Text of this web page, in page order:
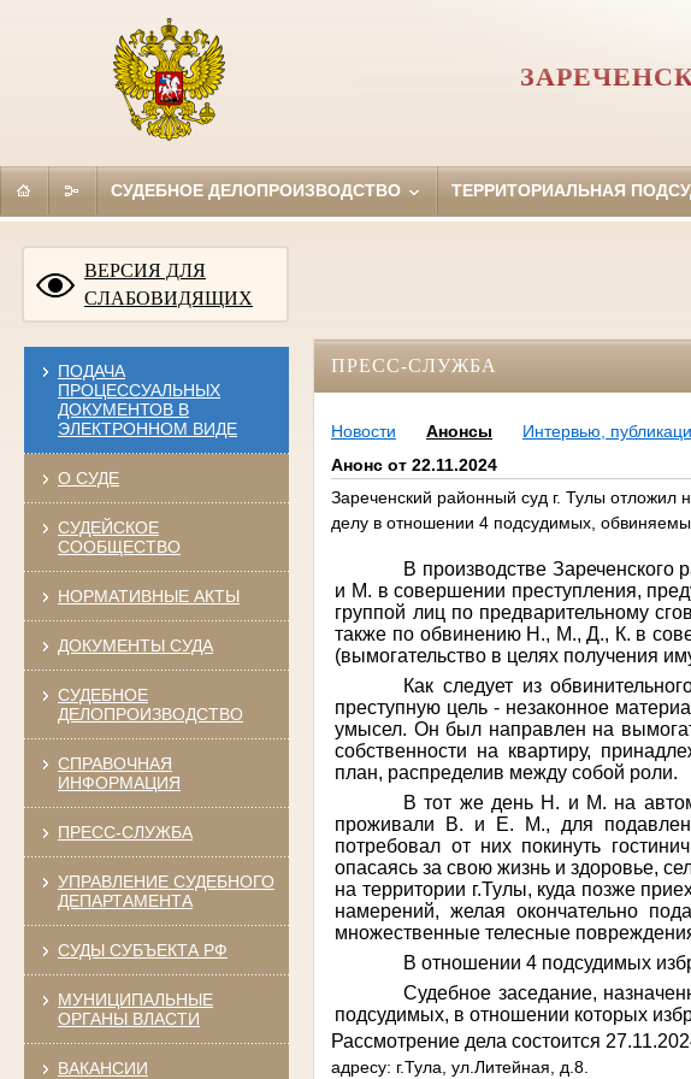
СУДЕБНОЕ ДЕЛОПРОИЗВОДСТВО ТЕРРИТОРИАЛЬНАЯ
ВЕРСИЯ ДЛЯ
СЛАБОВИДЯЩИХ
ПОДАЧА
ПРОЦЕССУАЛЬНЫХ
ДОКУМЕНТОВ В
ЭЛЕКТРОННОМ ВИДЕ
О СУДЕ
СУДЕЙСКОЕ
СООБЩЕСТВО
НОРМАТИВНЫЕ АКТЫ
ДОКУМЕНТЫ СУДА
СУДЕБНОЕ
ДЕЛОПРОИЗВОДСТВО
СПРАВОЧНАЯ
ИНФОРМАЦИЯ
ПРЕСС-СЛУЖБА
УПРАВЛЕНИЕ СУДЕБНОГО
ДЕПАРТАМЕНТА
СУДЫ СУБЪЕКТА РФ
МУНИЦИПАЛЬНЫЕ
ОРГАНЫ ВЛАСТИ
ВАКАНСИИ
ПРЕСС-СЛУЖБА
Новости Анонсы Интервью,
Анонс от 22.11.2024
Зареченский районный суд г. Тулы отложил
делу в отношении 4 подсудимых,
В производстве Зареченского
и М. в совершении преступления,
группой лиц по предварительному
также по обвинению Н., М., Д., К. в
(вымогательство в целях получения
Как следует из
преступную цель - незаконное
умысел. Он был направлен на
собственности на квартиру,
план, распределив между собой роли.
В тот же день Н. и М. на
проживали В. и Е. М., для
потребовал от них покинуть
опасаясь за свою жизнь и здоровье,
на территории г.Тулы, куда позже
намерений, желая окончательно
множественные телесные
В отношении 4 подсудимых
Судебное заседание,
подсудимых, в отношении которых
Рассмотрение дела состоится
адресу: г.Тула, ул.Литейная, д.8.